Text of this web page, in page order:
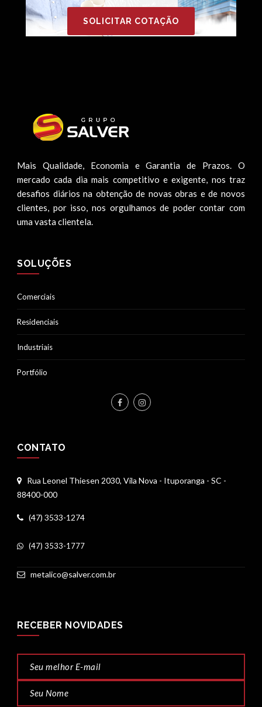
SOLICITAR COTAÇÃO
Mais Qualidade, Economia e Garantia de Prazos. O
mercado cada dia mais competitivo e exigente, nos traz
desafios diários na obtenção de novas obras e de novos
clientes, por isso, nos orgulhamos de poder contar com
uma vasta clientela.
SOLUÇÕES
Comerciais
Residenciais
Industriais
Portfólio
CONTATO
Rua Leonel Thiesen 2030, Vila Nova - Ituporanga - SC -
88400-000
(47) 3533-1274
(47) 3533-1777
metalico@salver.com.br
RECEBER NOVIDADES